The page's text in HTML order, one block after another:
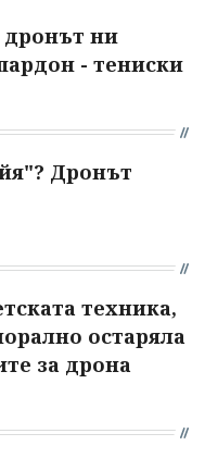
ни
- тениски
Дронът
техника,
остаряла
за дрона